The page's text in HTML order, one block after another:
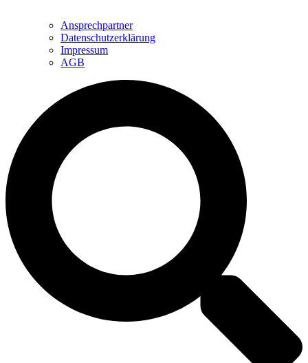
Ansprechpartner
Datenschutzerklärung
Impressum
AGB